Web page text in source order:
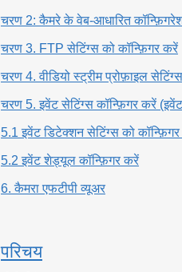
चरण 2: कैमरे के वेब-आधारित
चरण 3. FTP सेटिंग्स को कॉन्फ़िगर करें
चरण 4. वीडियो स्ट्रीम प्रोफ़ाइल
चरण 5. इवेंट सेटिंग्स कॉन्फ़िगर करें
5.1 इवेंट डिटेक्शन सेटिंग्स को
5.2 इवेंट शेड्यूल कॉन्फ़िगर करें
6. कैमरा एफटीपी व्यूअर
परिचय